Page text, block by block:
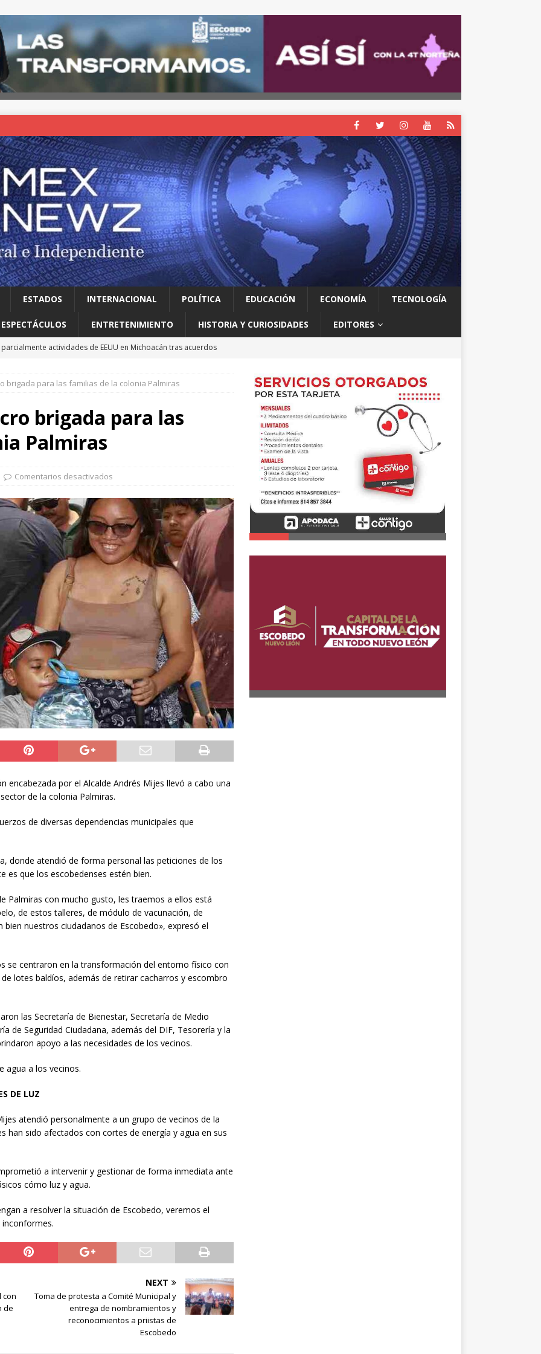
ESTADOS INTERNACIONAL POLÍTICA EDUCACIÓN ECONOMÍA TECNOLOGÍA
ESPECTÁCULOS ENTRETENIMIENTO HISTORIA Y CURIOSIDADES EDITORES
actividades de EEUU en Michoacán tras acuerdos
el gallo
HISTORIA Y CURIOSIDADES
ciudadanos el abandono institucional: Waldo
Mijes ‘Modo Transformación’ para que llegue a NL un gobierno
brigada para las familias de la colonia Palmiras
brigada para las
Palmiras
Comentarios desactivados
encabezada por el Alcalde Andrés Mijes llevó a cabo una
de la colonia Palmiras.
de diversas dependencias municipales que
donde atendió de forma personal las peticiones de los
es que los escobedenses estén bien.
Palmiras con mucho gusto, les traemos a ellos está
de estos talleres, de módulo de vacunación, de
nuestros ciudadanos de Escobedo», expresó el
se centraron en la transformación del entorno físico con
lotes baldíos, además de retirar cacharros y escombro
las Secretaría de Bienestar, Secretaría de Medio
de Seguridad Ciudadana, además del DIF, Tesorería y la
apoyo a las necesidades de los vecinos.
agua a los vecinos.
DE LUZ
atendió personalmente a un grupo de vecinos de la
han sido afectados con cortes de energía y agua en sus
a intervenir y gestionar de forma inmediata ante
cómo luz y agua.
a resolver la situación de Escobedo, veremos el
con
de
NEXT
Toma de protesta a Comité Municipal y
entrega de nombramientos y
reconocimientos a priistas de
Escobedo